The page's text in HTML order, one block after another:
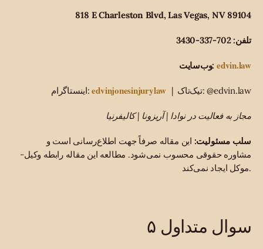
818 E Charleston Blvd, Las Vegas, NV 89104
تلفن: 702-337-3430
وب‌سایت:edvin.law
اینستاگرام:edvinjonesinjurylaw | تیک‌تاک: @edvin.law
مجاز به فعالیت در نوادا | آریزونا | کالیفرنیا
سلب مسئولیت: این مقاله صرفاً جهت اطلاع‌رسانی است و
مشاوره حقوقی محسوب نمی‌شود. مطالعه این مقاله رابطه وکیل-
موکل ایجاد نمی‌کند.
۵ سوال متداول